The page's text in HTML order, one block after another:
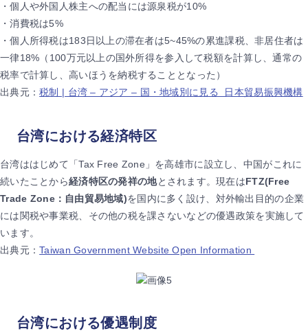
・個人や外国人株主への配当には源泉税が10%
・消費税は5%
・個人所得税は183日以上の滞在者は5~45%の累進課税、非居住者は
一律18%（100万元以上の国外所得を参入して税額を計算し、通常の
税率で計算し、高いほうを納税することとなった）
出典元：税制 | 台湾 – アジア – 国・地域別に見る 日本貿易振興機構
台湾における経済特区
台湾ははじめて「Tax Free Zone」を高雄市に設立し、中国がこれに
続いたことから経済特区の発祥の地とされます。現在はFTZ(Free
Trade Zone：自由貿易地域)を国内に多く設け、対外輸出目的の企業
には関税や事業税、その他の税を課さないなどの優遇政策を実施して
います。
出典元：Taiwan Government Website Open Information
台湾における優遇制度